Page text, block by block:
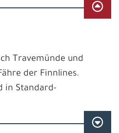
Travemünde und
der Finnlines.
in Standard-